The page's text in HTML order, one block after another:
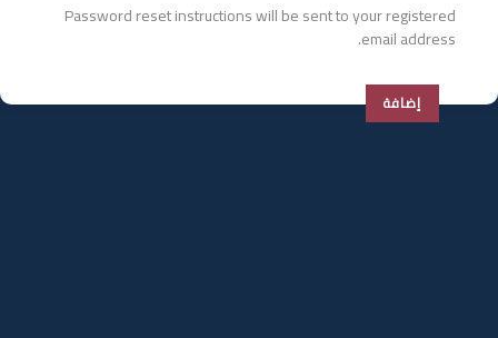
Password reset instructions will be sent to your registered
email address.